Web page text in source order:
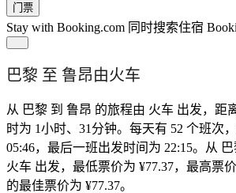
门票
Stay with Booking.com 同时搜索住宿
巴黎 至 鲁昂由火车
从 巴黎 到 鲁昂 的旅程由 火车 出发，距
时为 1小时、31分钟。每天有 52 个班次
05:46，最后一班出发时间为 22:15。从
火车 出发，最低票价为 ¥77.37，最高票
的最佳票价为 ¥77.37。